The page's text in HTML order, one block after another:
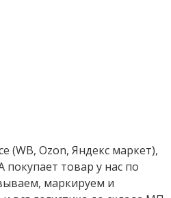
(WB, Ozon, Яндекс маркет),
товар у нас по
маркируем и